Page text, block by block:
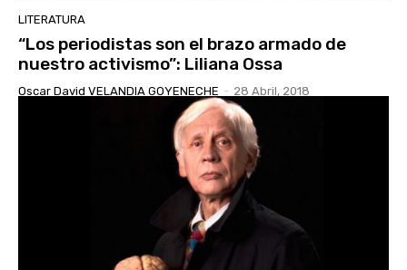
LITERATURA
“Los periodistas son el brazo armado de
nuestro activismo”: Liliana Ossa
Oscar David VELANDIA GOYENECHE - 28 Abril, 2018